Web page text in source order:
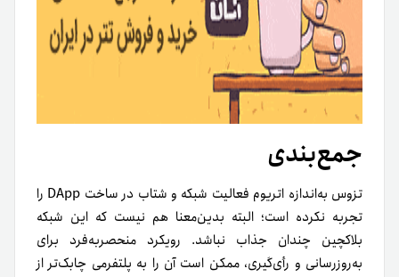
جمع‌بندی
تزوس به‌اندازه اتریوم فعالیت شبکه و شتاب در ساخت DApp را
تجربه نکرده است؛ البته بدین‌معنا هم نیست که این شبکه
بلاکچین چندان جذاب نباشد. رویکرد منحصر‌به‌فرد برای
به‌روزرسانی و رأی‌گیری، ممکن است آن را به پلتفرمی چابک‌تر از